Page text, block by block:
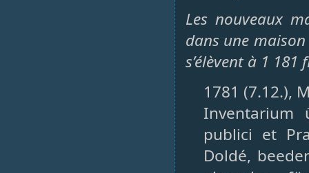
Les nouveaux
dans une
s’élèvent à 1
1781 (7.12.),
Inventarium
publici et
Doldé,